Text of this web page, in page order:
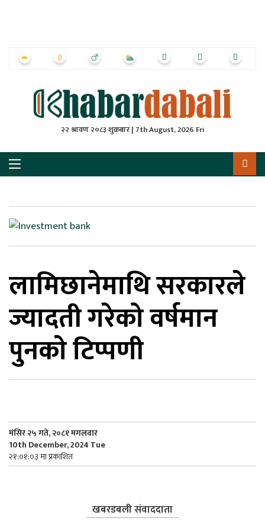
२२ श्रावण २०८३ शुक्रबार | 7th August, 2026 Fri
लामिछानेमाथि सरकारले
ज्यादती गरेको वर्षमान
पुनकाे टिप्पणी
मंसिर २५ गते, २०८१ मगलवार
10th December, 2024 Tue
२१:०१:०३ मा प्रकाशित
खबरडबली संवाददाता